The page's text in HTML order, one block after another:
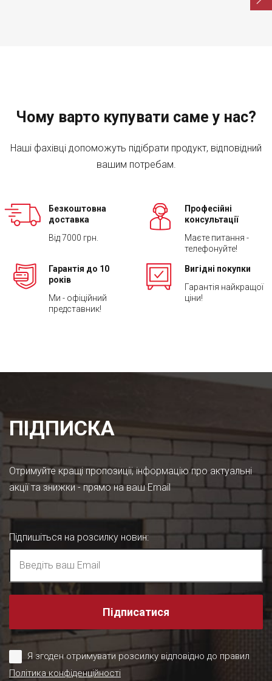
Чому варто купувати саме у нас?
Наші фахівці допоможуть підібрати продукт, відповідний
вашим потребам.
Безкоштовна
доставка
Від 7000 грн.
Професійні
консультації
Маєте питання -
телефонуйте!
Гарантія до 10
років
Ми - офіційний
представник!
Вигідні покупки
Гарантія найкращої
ціни!
ПІДПИСКА
Отримуйте кращі пропозиції, інформацію про актуальні
акції та знижки - прямо на ваш Email
Підпишіться на розсилку новин:
Підписатися
Я згоден отримувати розсилку відповідно до правил
Політика конфіденційності